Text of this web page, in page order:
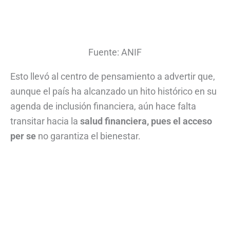
Fuente: ANIF
Esto llevó al centro de pensamiento a advertir que,
aunque el país ha alcanzado un hito histórico en su
agenda de inclusión financiera, aún hace falta
transitar hacia la salud financiera, pues el acceso
per se no garantiza el bienestar.